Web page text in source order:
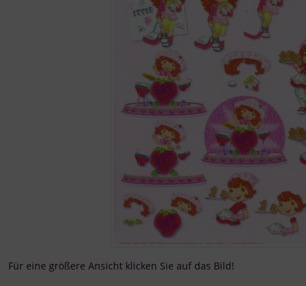
Für eine größere Ansicht klicken Sie auf das Bild!